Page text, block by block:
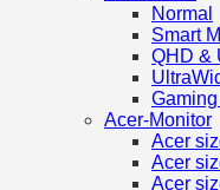
Normal
Smart
QHD &
Acer-Monitor
Acer
Acer
Acer